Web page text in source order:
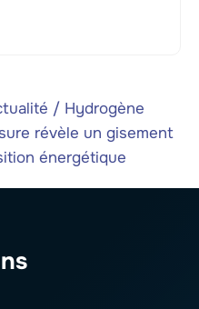
/ Hydrogène
révèle un gisement
énergétique